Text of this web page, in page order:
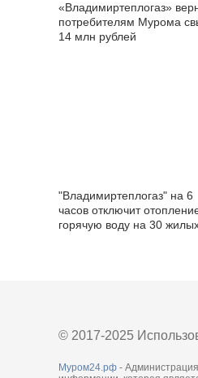
«Владимиртеплогаз»
потребителям Мурома
14 млн рублей
"Владимиртеплогаз" на 6
часов отключит
горячую воду на 30
© 2017-2025
Муром24.рф -